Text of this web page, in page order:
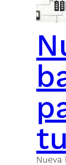
Nueva